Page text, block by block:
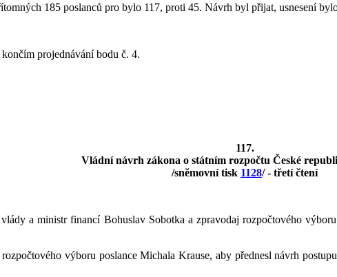
185 poslanců pro bylo 117, proti 45. Návrh byl přijat, usnesení
projednávání bodu č. 4.
117.
Vládní návrh zákona o státním rozpočtu České
/sněmovní tisk 1128/ - třetí čtení
a ministr financí Bohuslav Sobotka a zpravodaj rozpočtového
výboru poslance Michala Krause, aby přednesl návrh